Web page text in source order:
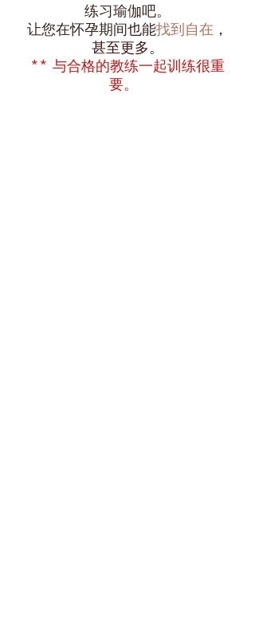
练习瑜伽吧。
让您在怀孕期间也能找到自在 ，
甚至更多。
** 与合格的教练一起训练很重
要。